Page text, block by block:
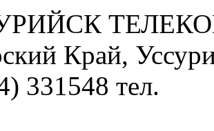
Край,
331548 тел.